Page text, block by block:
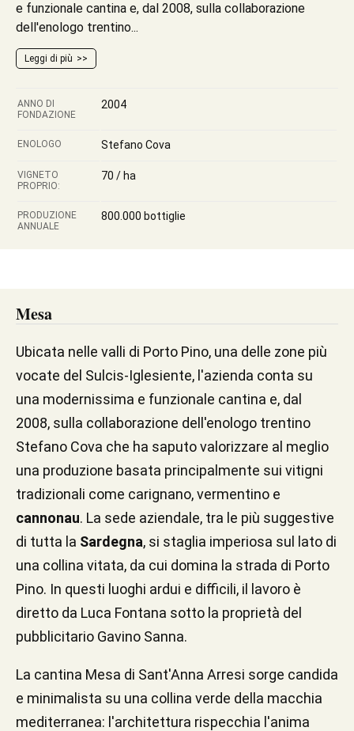
e funzionale cantina e, dal 2008, sulla collaborazione
dell'enologo trentino...
Leggi di più
ANNO DI
FONDAZIONE
2004
ENOLOGO Stefano Cova
VIGNETO
PROPRIO:
70 / ha
PRODUZIONE
ANNUALE
800.000 bottiglie
Mesa
Ubicata nelle valli di Porto Pino, una delle zone più
vocate del Sulcis-Iglesiente, l'azienda conta su
una modernissima e funzionale cantina e, dal
2008, sulla collaborazione dell'enologo trentino
Stefano Cova che ha saputo valorizzare al meglio
una produzione basata principalmente sui vitigni
tradizionali come carignano, vermentino e
cannonau. La sede aziendale, tra le più suggestive
di tutta la Sardegna, si staglia imperiosa sul lato di
una collina vitata, da cui domina la strada di Porto
Pino. In questi luoghi ardui e difficili, il lavoro è
diretto da Luca Fontana sotto la proprietà del
pubblicitario Gavino Sanna.
La cantina Mesa di Sant'Anna Arresi sorge candida
e minimalista su una collina verde della macchia
mediterranea: l'architettura rispecchia l'anima